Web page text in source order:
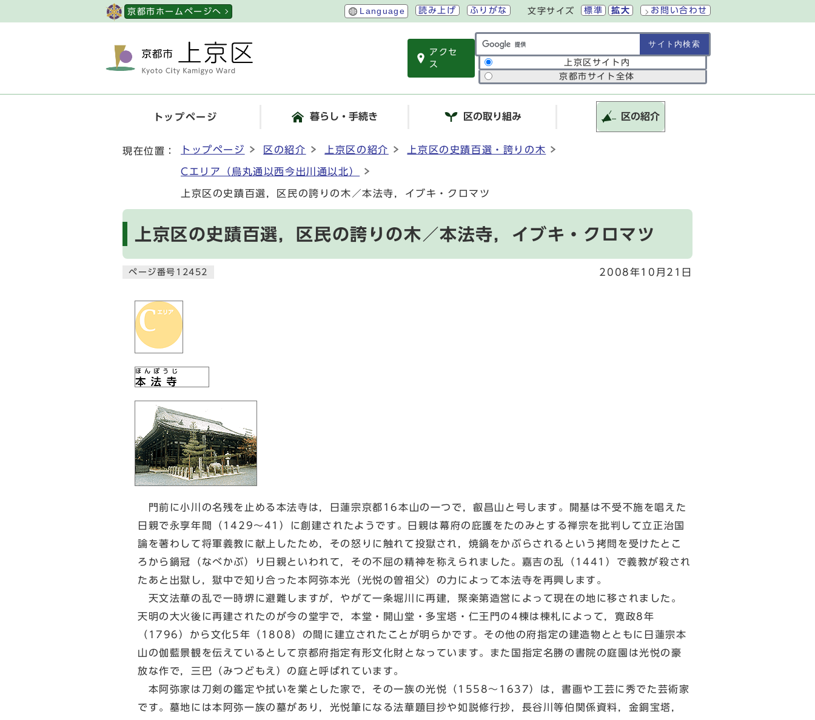
京都市ホームページへ Language 読み上げ ふりがな 文字サイズ 標準 拡大 お問い合わせ
アクセ
ス
サイト内検索の範囲
上京区サイト内
京都市サイト全体
トップページ 暮らし・手続き 区の取り組み 区の紹介
現在位置： トップページ 区の紹介 上京区の紹介 上京区の史蹟百選・誇りの木
Cエリア（烏丸通以西今出川通以北）
上京区の史蹟百選，区民の誇りの木／本法寺，イブキ・クロマツ
上京区の史蹟百選，区民の誇りの木／本法寺，イブキ・クロマツ
ページ番号12452 2008年10月21日
門前に小川の名残を止める本法寺は，日蓮宗京都16本山の一つで，叡昌山と号します。開基は不受不施を唱えた
日親で永享年間（1429～41）に創建されたようです。日親は幕府の庇護をたのみとする禅宗を批判して立正治国
論を著わして将軍義教に献上したため，その怒りに触れて投獄され，焼鍋をかぶらされるという拷問を受けたとこ
ろから鍋冠（なべかぶ）り日親といわれて，その不屈の精神を称えられました。嘉吉の乱（1441）で義教が殺され
たあと出獄し，獄中で知り合った本阿弥本光（光悦の曽祖父）の力によって本法寺を再興します。
天文法華の乱で一時堺に避難しますが，やがて一条堀川に再建，聚楽第造営によって現在の地に移されました。
天明の大火後に再建されたのが今の堂宇で，本堂・開山堂・多宝塔・仁王門の4棟は棟札によって，寛政8年
（1796）から文化5年（1808）の間に建立されたことが明らかです。その他の府指定の建造物とともに日蓮宗本
山の伽藍景観を伝えているとして京都府指定有形文化財となっています。また国指定名勝の書院の庭園は光悦の豪
放な作で，三巴（みつどもえ）の庭と呼ばれています。
本阿弥家は刀剣の鑑定や拭いを業とした家で，その一族の光悦（1558～1637）は，書画や工芸に秀でた芸術家
です。墓地には本阿弥一族の墓があり，光悦筆になる法華題目抄や如説修行抄，長谷川等伯関係資料，金銅宝塔，